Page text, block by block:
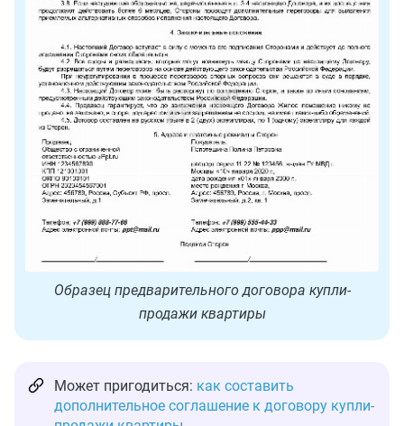
Образец предварительного договора купли-
продажи квартиры
Может пригодиться: как составить
дополнительное соглашение к договору купли-